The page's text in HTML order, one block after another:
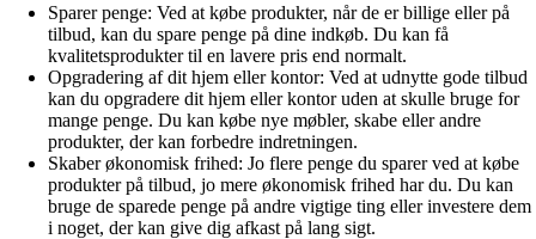
Sparer penge: Ved at købe produkter, når de er billige eller på
tilbud, kan du spare penge på dine indkøb. Du kan få
kvalitetsprodukter til en lavere pris end normalt.
Opgradering af dit hjem eller kontor: Ved at udnytte gode tilbud
kan du opgradere dit hjem eller kontor uden at skulle bruge for
mange penge. Du kan købe nye møbler, skabe eller andre
produkter, der kan forbedre indretningen.
Skaber økonomisk frihed: Jo flere penge du sparer ved at købe
produkter på tilbud, jo mere økonomisk frihed har du. Du kan
bruge de sparede penge på andre vigtige ting eller investere dem
i noget, der kan give dig afkast på lang sigt.